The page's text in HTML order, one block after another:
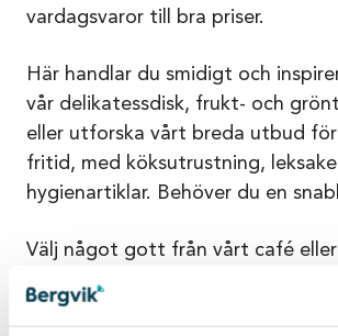
vardagsvaror till bra priser.
Här handlar du smidigt och
vår delikatessdisk, frukt- och
eller utforska vårt breda utbud
fritid, med köksutrustning,
hygienartiklar. Behöver du en
Välj något gott från vårt café
måltidslösningar.